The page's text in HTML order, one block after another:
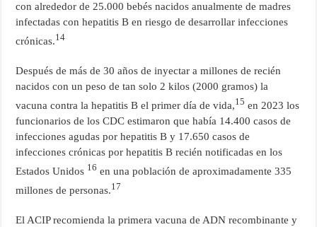
con alrededor de 25.000 bebés nacidos anualmente de madres
infectadas con hepatitis B en riesgo de desarrollar infecciones
crónicas.14
Después de más de 30 años de inyectar a millones de recién
nacidos con un peso de tan solo 2 kilos (2000 gramos) la
vacuna contra la hepatitis B el primer día de vida,15 en 2023 los
funcionarios de los CDC estimaron que había 14.400 casos de
infecciones agudas por hepatitis B y 17.650 casos de
infecciones crónicas por hepatitis B recién notificadas en los
Estados Unidos 16 en una población de aproximadamente 335
millones de personas.17
El ACIP recomienda la primera vacuna de ADN recombinante y